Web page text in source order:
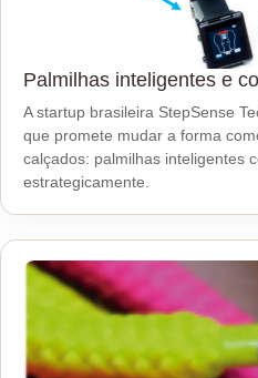
Palmilhas inteligentes e
A startup brasileira StepSense
que promete mudar a forma
calçados: palmilhas inteligentes
estrategicamente.